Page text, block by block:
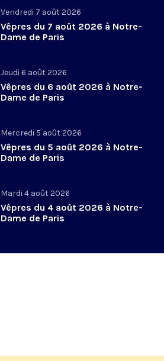
Vendredi 7 août 2026
Vêpres du 7 août 2026 à Notre-
Dame de Paris
Jeudi 6 août 2026
Vêpres du 6 août 2026 à Notre-
Dame de Paris
Mercredi 5 août 2026
Vêpres du 5 août 2026 à Notre-
Dame de Paris
Mardi 4 août 2026
Vêpres du 4 août 2026 à Notre-
Dame de Paris